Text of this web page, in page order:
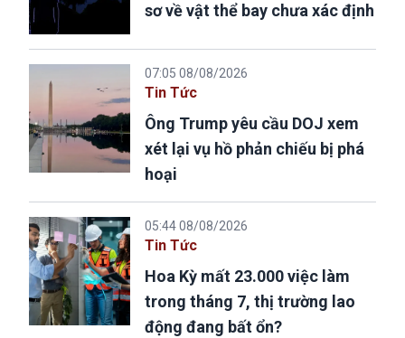
sơ về vật thể bay chưa xác định
07:05 08/08/2026
Tin Tức
Ông Trump yêu cầu DOJ xem
xét lại vụ hồ phản chiếu bị phá
hoại
05:44 08/08/2026
Tin Tức
Hoa Kỳ mất 23.000 việc làm
trong tháng 7, thị trường lao
động đang bất ổn?